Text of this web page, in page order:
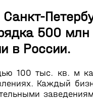
500
в России.
100 тыс. кв. м
Каждый